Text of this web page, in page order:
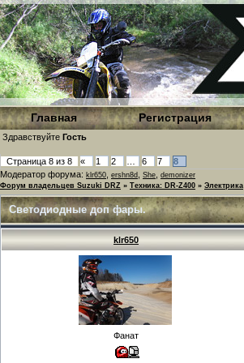
Главная Регистрация
Здравствуйте Гость
Страница 8 из 8 « 1 2 6 7
8
Модератор форума: klr650 ershn8d She demonizer
Форум владельцев Suzuki DRZ » Техника: DR-Z400 » Электрика
Светодиодные доп фары.
klr650
Фанат